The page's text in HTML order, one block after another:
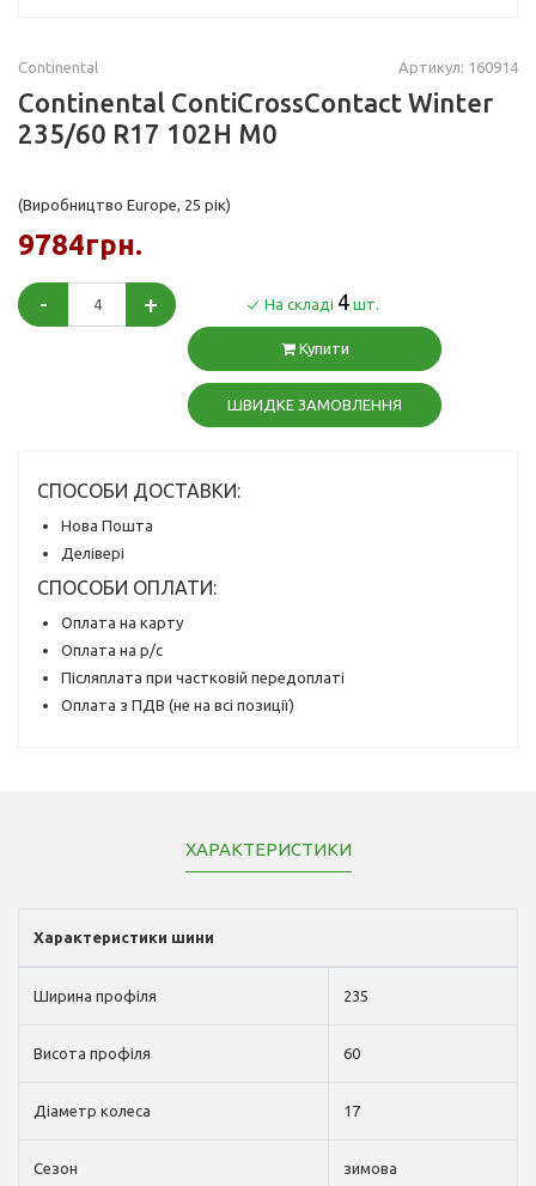
Continental Артикул: 160914
Continental ContiCrossContact Winter
235/60 R17 102H M0
(Виробництво Europe, 25 рік)
9784грн.
- + На складі 4 шт.
Купити
ШВИДКЕ ЗАМОВЛЕННЯ
СПОСОБИ ДОСТАВКИ:
Нова Пошта
Делівері
СПОСОБИ ОПЛАТИ:
Оплата на карту
Оплата на р/с
Післяплата при частковій передоплаті
Оплата з ПДВ (не на всі позиції)
ХАРАКТЕРИСТИКИ
Характеристики шини
Ширина профіля 235
Висота профіля 60
Діаметр колеса 17
Сезон зимова